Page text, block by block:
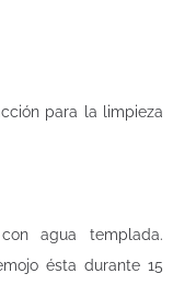
para la limpieza
agua templada.
ésta durante 15